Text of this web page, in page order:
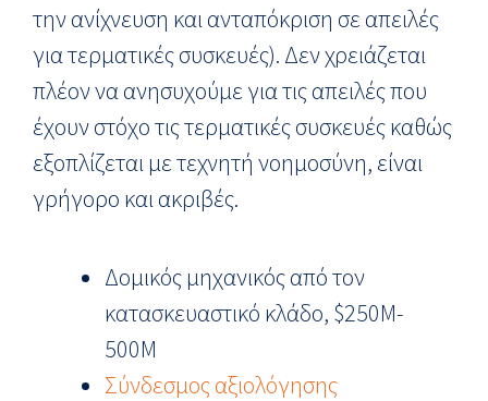
την ανίχνευση και ανταπόκριση σε απειλές
για τερματικές συσκευές). Δεν χρειάζεται
πλέον να ανησυχούμε για τις απειλές που
έχουν στόχο τις τερματικές συσκευές καθώς
εξοπλίζεται με τεχνητή νοημοσύνη, είναι
γρήγορο και ακριβές.
Δομικός μηχανικός από τον
κατασκευαστικό κλάδο, $250M-
500M
Σύνδεσμος αξιολόγησης